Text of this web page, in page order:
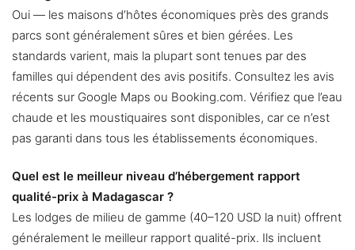
Oui — les maisons d’hôtes économiques près des grands
parcs sont généralement sûres et bien gérées. Les
standards varient, mais la plupart sont tenues par des
familles qui dépendent des avis positifs. Consultez les avis
récents sur Google Maps ou Booking.com. Vérifiez que l’eau
chaude et les moustiquaires sont disponibles, car ce n’est
pas garanti dans tous les établissements économiques.
Quel est le meilleur niveau d’hébergement rapport
qualité-prix à Madagascar ?
Les lodges de milieu de gamme (40–120 USD la nuit) offrent
généralement le meilleur rapport qualité-prix. Ils incluent